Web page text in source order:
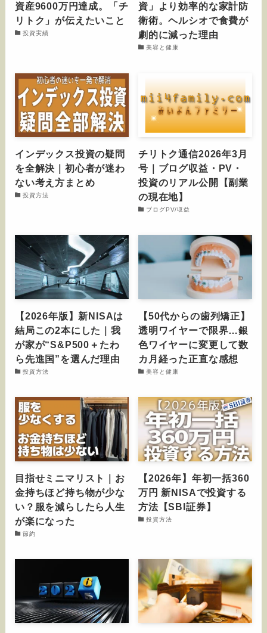
資産9600万円達成。「チ
リトク」が伝えたいこと
投資実績
資」より効率的な家計防
衛術。ヘルシオで食費が
劇的に減った理由
美容と健康
インデックス投資の疑問
を全解決｜初心者が迷わ
ない考え方まとめ
投資方法
チリトク通信2026年3月
号｜ブログ収益・PV・
投資のリアル公開【副業
の現在地】
ブログPV/収益
【2026年版】新NISAは
結局この2本にした｜我
が家が“S&P500＋たわ
ら先進国”を選んだ理由
投資方法
【50代からの歯列矯正】
透明ワイヤーで限界…銀
色ワイヤーに変更して数
カ月経った正直な感想
美容と健康
目指せミニマリスト｜お
金持ちほど持ち物が少な
い？服を減らしたら人生
が楽になった
節約
【2026年】年初一括360
万円 新NISAで投資する
方法【SBI証券】
投資方法